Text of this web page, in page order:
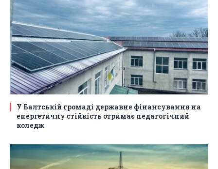
У Балтській громаді державне фінансування на
енергетичну стійкість отримає педагогічний
коледж